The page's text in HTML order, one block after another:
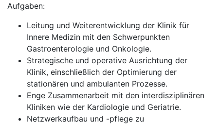
Aufgaben:
Leitung und Weiterentwicklung der Klinik für
Innere Medizin mit den Schwerpunkten
Gastroenterologie und Onkologie.
Strategische und operative Ausrichtung der
Klinik, einschließlich der Optimierung der
stationären und ambulanten Prozesse.
Enge Zusammenarbeit mit den interdisziplinären
Kliniken wie der Kardiologie und Geriatrie.
Netzwerkaufbau und -pflege zu